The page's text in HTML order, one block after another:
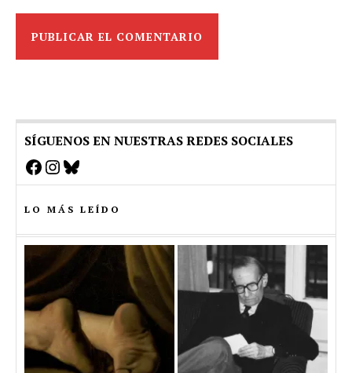
SÍGUENOS EN NUESTRAS REDES SOCIALES
Facebook
Instagram
Bluesky
LO MÁS LEÍDO